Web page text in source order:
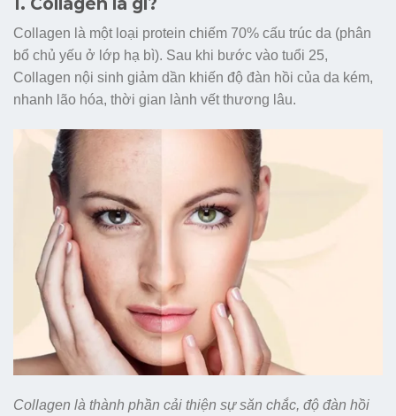
Collagen là một loại protein chiếm 70% cấu trúc da (phân
bổ chủ yếu ở lớp hạ bì). Sau khi bước vào tuổi 25,
Collagen nội sinh giảm dần khiến độ đàn hồi của da kém,
nhanh lão hóa, thời gian lành vết thương lâu.
Collagen là thành phần cải thiện sự săn chắc, độ đàn hồi